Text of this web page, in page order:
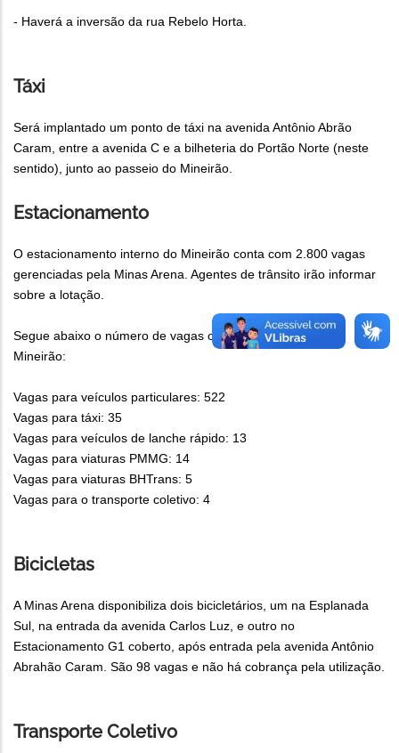
- Haverá a inversão da rua Rebelo Horta.
Táxi
Será implantado um ponto de táxi na avenida Antônio Abrão
Caram, entre a avenida C e a bilheteria do Portão Norte (neste
sentido), junto ao passeio do Mineirão.
Estacionamento
O estacionamento interno do Mineirão conta com 2.800 vagas
gerenciadas pela Minas Arena. Agentes de trânsito irão informar
sobre a lotação.
Segue abaixo o número de vagas ofertadas no entorno do
Mineirão:
Vagas para veículos particulares: 522
Vagas para táxi: 35
Vagas para veículos de lanche rápido: 13
Vagas para viaturas PMMG: 14
Vagas para viaturas BHTrans: 5
Vagas para o transporte coletivo: 4
Bicicletas
A Minas Arena disponibiliza dois bicicletários, um na Esplanada
Sul, na entrada da avenida Carlos Luz, e outro no
Estacionamento G1 coberto, após entrada pela avenida Antônio
Abrahão Caram. São 98 vagas e não há cobrança pela utilização.
Transporte Coletivo